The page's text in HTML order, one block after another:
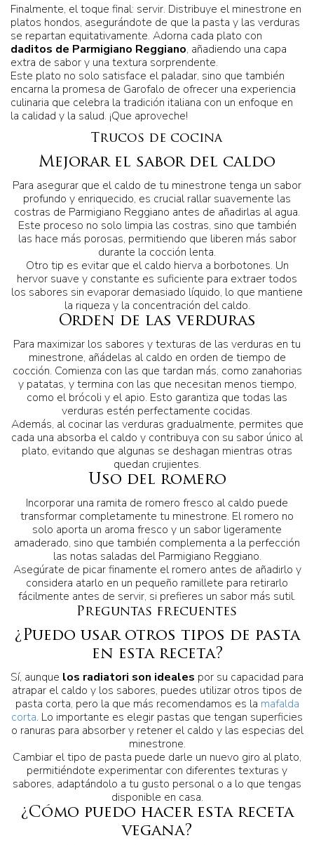
Finalmente, el toque final: servir. Distribuye el minestrone en
platos hondos, asegurándote de que la pasta y las verduras
se repartan equitativamente. Adorna cada plato con
daditos de Parmigiano Reggiano, añadiendo una capa
extra de sabor y una textura sorprendente.
Este plato no solo satisface el paladar, sino que también
encarna la promesa de Garofalo de ofrecer una experiencia
culinaria que celebra la tradición italiana con un enfoque en
la calidad y la salud. ¡Que aproveche!
Trucos de cocina
Mejorar el sabor del caldo
Para asegurar que el caldo de tu minestrone tenga un sabor
profundo y enriquecido, es crucial rallar suavemente las
costras de Parmigiano Reggiano antes de añadirlas al agua.
Este proceso no solo limpia las costras, sino que también
las hace más porosas, permitiendo que liberen más sabor
durante la cocción lenta.
Otro tip es evitar que el caldo hierva a borbotones. Un
hervor suave y constante es suficiente para extraer todos
los sabores sin evaporar demasiado líquido, lo que mantiene
la riqueza y la concentración del caldo.
Orden de las verduras
Para maximizar los sabores y texturas de las verduras en tu
minestrone, añádelas al caldo en orden de tiempo de
cocción. Comienza con las que tardan más, como zanahorias
y patatas, y termina con las que necesitan menos tiempo,
como el brócoli y el apio. Esto garantiza que todas las
verduras estén perfectamente cocidas.
Además, al cocinar las verduras gradualmente, permites que
cada una absorba el caldo y contribuya con su sabor único al
plato, evitando que algunas se deshagan mientras otras
quedan crujientes.
Uso del romero
Incorporar una ramita de romero fresco al caldo puede
transformar completamente tu minestrone. El romero no
solo aporta un aroma fresco y un sabor ligeramente
amaderado, sino que también complementa a la perfección
las notas saladas del Parmigiano Reggiano.
Asegúrate de picar finamente el romero antes de añadirlo y
considera atarlo en un pequeño ramillete para retirarlo
fácilmente antes de servir, si prefieres un sabor más sutil.
Preguntas frecuentes
¿Puedo usar otros tipos de pasta
en esta receta?
Sí, aunque los radiatori son ideales por su capacidad para
atrapar el caldo y los sabores, puedes utilizar otros tipos de
pasta corta, pero la que más recomendamos es la mafalda
corta. Lo importante es elegir pastas que tengan superficies
o ranuras para absorber y retener el caldo y las especias del
minestrone.
Cambiar el tipo de pasta puede darle un nuevo giro al plato,
permitiéndote experimentar con diferentes texturas y
sabores, adaptándolo a tu gusto personal o a lo que tengas
disponible en casa.
¿Cómo puedo hacer esta receta
vegana?